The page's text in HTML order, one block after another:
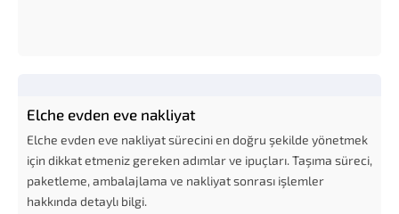
Elche evden eve nakliyat
Elche evden eve nakliyat sürecini en doğru şekilde yönetmek
için dikkat etmeniz gereken adımlar ve ipuçları. Taşıma süreci,
paketleme, ambalajlama ve nakliyat sonrası işlemler
hakkında detaylı bilgi.